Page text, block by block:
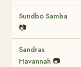
Sundbo Samba
📷
Sandras
Havannah 📷